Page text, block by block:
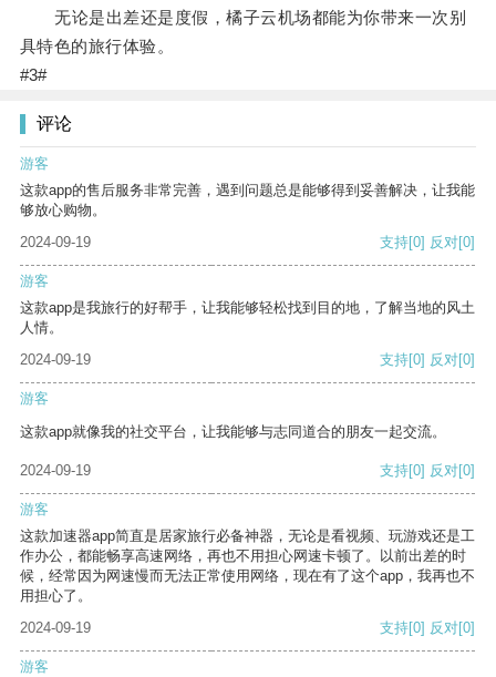
无论是出差还是度假，橘子云机场都能为你带来一次别
具特色的旅行体验。
#3#
评论
游客
这款app的售后服务非常完善，遇到问题总是能够得到妥善解决，让我能
够放心购物。
2024-09-19
支持[0] 反对[0]
游客
这款app是我旅行的好帮手，让我能够轻松找到目的地，了解当地的风土
人情。
2024-09-19
支持[0] 反对[0]
游客
这款app就像我的社交平台，让我能够与志同道合的朋友一起交流。
2024-09-19 支持[0] 反对[0]
游客
这款加速器app简直是居家旅行必备神器，无论是看视频、玩游戏还是工
作办公，都能畅享高速网络，再也不用担心网速卡顿了。以前出差的时
候，经常因为网速慢而无法正常使用网络，现在有了这个app，我再也不
用担心了。
2024-09-19
支持[0] 反对[0]
游客